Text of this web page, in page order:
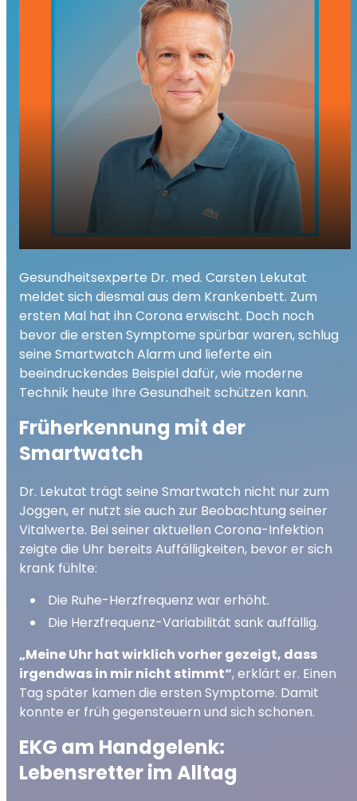
play_arrow
Wie Smartwatches Ihre Gesundheit
retten können und was Sie über die
Corona-Variante „Nimbus“ wissen
sollten
00:00
Gesundheitsexperte Dr. med. Carsten Lekutat
meldet sich diesmal aus dem Krankenbett. Zum
ersten Mal hat ihn Corona erwischt. Doch noch
bevor die ersten Symptome spürbar waren, schlug
seine Smartwatch Alarm und lieferte ein
beeindruckendes Beispiel dafür, wie moderne
Technik heute Ihre Gesundheit schützen kann.
Früherkennung mit der
Smartwatch
Dr. Lekutat trägt seine Smartwatch nicht nur zum
Joggen, er nutzt sie auch zur Beobachtung seiner
Vitalwerte. Bei seiner aktuellen Corona-Infektion
zeigte die Uhr bereits Auffälligkeiten, bevor er sich
krank fühlte:
Die Ruhe-Herzfrequenz war erhöht.
Die Herzfrequenz-Variabilität sank auffällig.
„Meine Uhr hat wirklich vorher gezeigt, dass
irgendwas in mir nicht stimmt“, erklärt er. Einen
Tag später kamen die ersten Symptome. Damit
konnte er früh gegensteuern und sich schonen.
EKG am Handgelenk:
Lebensretter im Alltag